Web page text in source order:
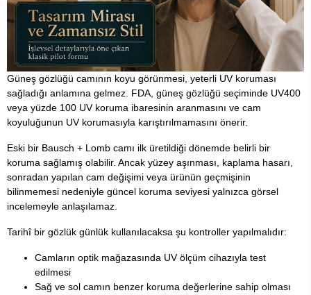
Güneş gözlüğü camının koyu görünmesi, yeterli UV koruması
sağladığı anlamına gelmez. FDA, güneş gözlüğü seçiminde UV400
veya yüzde 100 UV koruma ibaresinin aranmasını ve cam
koyuluğunun UV korumasıyla karıştırılmamasını önerir.
Eski bir Bausch + Lomb camı ilk üretildiği dönemde belirli bir
koruma sağlamış olabilir. Ancak yüzey aşınması, kaplama hasarı,
sonradan yapılan cam değişimi veya ürünün geçmişinin
bilinmemesi nedeniyle güncel koruma seviyesi yalnızca görsel
incelemeyle anlaşılamaz.
Tarihî bir gözlük günlük kullanılacaksa şu kontroller yapılmalıdır:
Camların optik mağazasında UV ölçüm cihazıyla test
edilmesi
Sağ ve sol camın benzer koruma değerlerine sahip olması